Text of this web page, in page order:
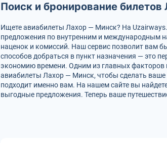
Поиск и бронирование
Ищете авиабилеты Лахор — Минск? На
предложения по внутренним и международным
наценок и комиссий. Наш сервис позволит вам
способов добраться в пункт назначения — это
экономию времени. Одним из главных факторов
авиабилеты Лахор — Минск, чтобы сделать
подходит именно вам. На нашем сайте вы
выгодные предложения. Теперь ваше